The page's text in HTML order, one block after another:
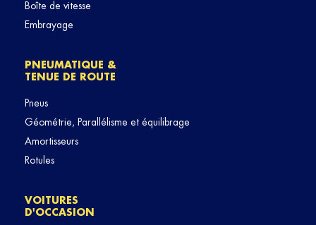
Boîte de vitesse
Embrayage
PNEUMATIQUE &
TENUE DE ROUTE
Pneus
Géométrie, Parallélisme et équilibrage
Amortisseurs
Rotules
VOITURES
D'OCCASION